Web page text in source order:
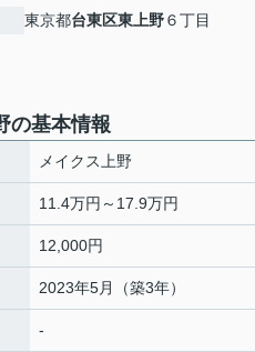
東京都台東区東上野６丁目
の基本情報
メイクス上野
11.4万円～17.9万円
12,000円
2023年5月（築3年）
-